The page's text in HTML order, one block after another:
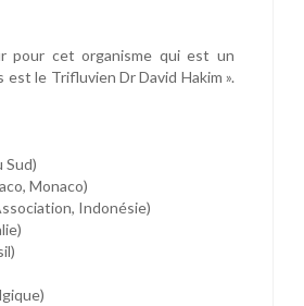
pour cet organisme qui est un
le Trifluvien Dr David Hakim ».
Sud)
Monaco)
Indonésie)